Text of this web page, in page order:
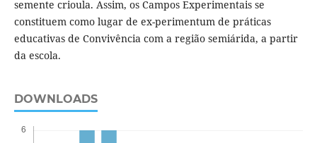
semente crioula. Assim, os Campos Experimentais se
constituem como lugar de ex-perimentum de práticas
educativas de Convivência com a região semiárida, a partir
da escola.
DOWNLOADS